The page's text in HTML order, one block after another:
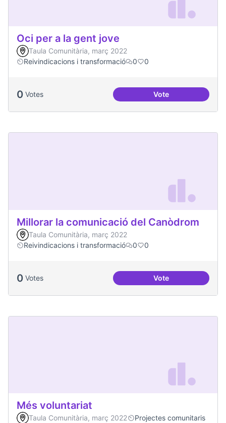
Oci per a la gent jove
Taula Comunitària, març 2022
Reivindicacions i transformació
0 0
0 Votes VoteOci per a la gent
Millorar la comunicació del Canòdrom
Taula Comunitària, març 2022
Reivindicacions i transformació
0 0
0 Votes VoteMillorar la
Més voluntariat
Taula Comunitària, març 2022
Projectes comunitaris